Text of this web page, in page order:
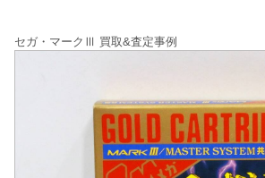
セガ・マークⅢ 買取&査定事例